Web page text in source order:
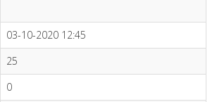
03-10-2020 12:45
25
0